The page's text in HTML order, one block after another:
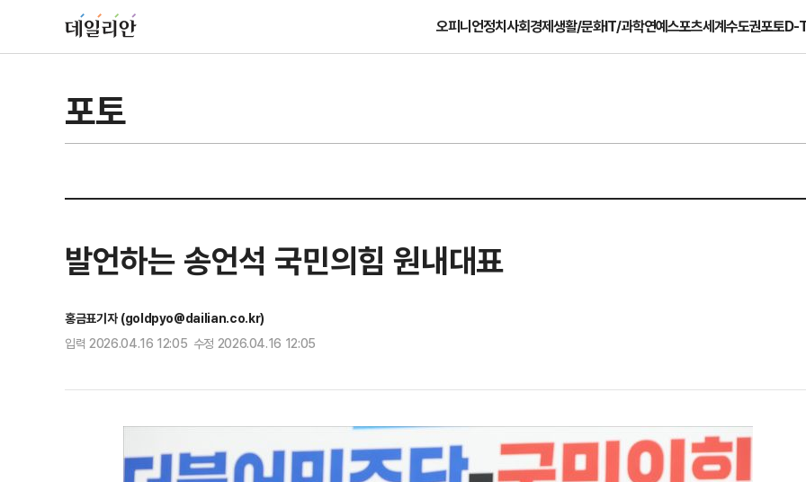
오피니언정치사회경제생활/문화IT/과학연예스포츠세계수도권포토D-
포토
발언하는 송언석 국민의힘 원내대표
홍금표기자 (goldpyo@dailian.co.kr)
입력 2026.04.16 12:05 수정 2026.04.16 12:05